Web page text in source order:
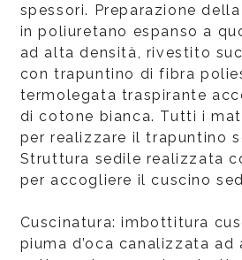
spessori. Preparazione
in poliuretano espanso a
ad alta densità, rivestito
con trapuntino di fibra
termolegata traspirante
di cotone bianca. Tutti i
per realizzare il trapuntino
Struttura sedile realizzata
per accogliere il cuscino
Cuscinatura: imbottitura
piuma d’oca canalizzata ad